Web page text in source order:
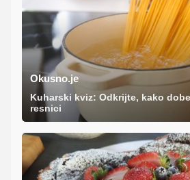
Okusno.je
Kuharski kviz: Odkrijte, kako
resnici